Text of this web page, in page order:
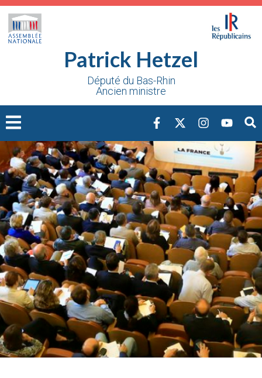
Patrick Hetzel
Député du Bas-Rhin
Ancien ministre
Cookies management panel